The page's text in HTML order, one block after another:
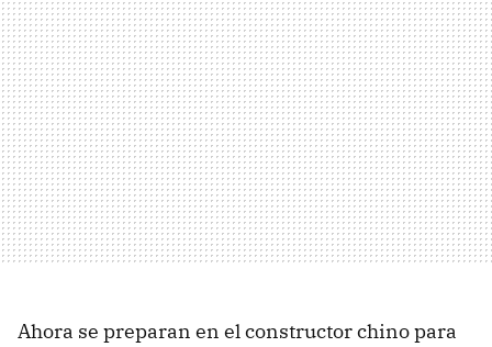
Ahora se preparan en el constructor chino para